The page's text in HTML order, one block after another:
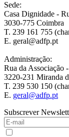
Sede:
Casa Dignidade -
3030-775 Coimbra
T. 239 161 755
E. geral@adfp.pt
Administração:
Rua da Associação
3220-231 Miranda
T. 239 530 150
E. geral@adfp.pt
Subscrever